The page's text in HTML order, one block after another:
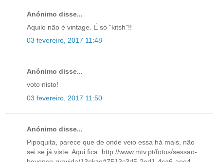
Anónimo disse...
Aquilo não é vintage. É só "kitsh"!!
03 fevereiro, 2017 11:48
Anónimo disse...
voto nisto!
03 fevereiro, 2017 11:50
Anónimo disse...
Pipoquita, parece que de onde veio essa há mais, não
sei se já viste. Aqui fica: http://www.mtv.pt/fotos/sessao-